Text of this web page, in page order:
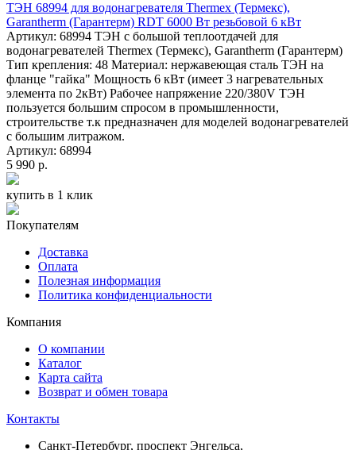
ТЭН 68994 для водонагревателя Thermex (Термекс),
Garantherm (Гарантерм) RDT 6000 Вт резьбовой 6 кВт
Артикул: 68994 ТЭН с большой теплоотдачей для
водонагревателей Thermex (Термекс), Garantherm (Гарантерм)
Тип крепления: 48 Материал: нержавеющая сталь ТЭН на
фланце "гайка" Мощность 6 кВт (имеет 3 нагревательных
элемента по 2кВт) Рабочее напряжение 220/380V ТЭН
пользуется большим спросом в промышленности,
строительстве т.к предназначен для моделей водонагревателей
с большим литражом.
Артикул: 68994
5 990 р.
купить в 1 клик
Покупателям
Доставка
Оплата
Полезная информация
Политика конфиденциальности
Компания
О компании
Каталог
Карта сайта
Возврат и обмен товара
Контакты
Санкт-Петербург, проспект Энгельса,